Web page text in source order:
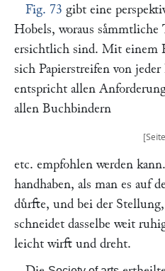
Fig. 73 gibt eine
Hobels, woraus
ersichtlich sind. Mit einem
sich Papierstreifen von
entspricht allen
allen Buchbindern
etc. empfohlen werden
handhaben, als man es auf
duͤrfte, und bei der
schneidet dasselbe weit
leicht wirft und dreht.